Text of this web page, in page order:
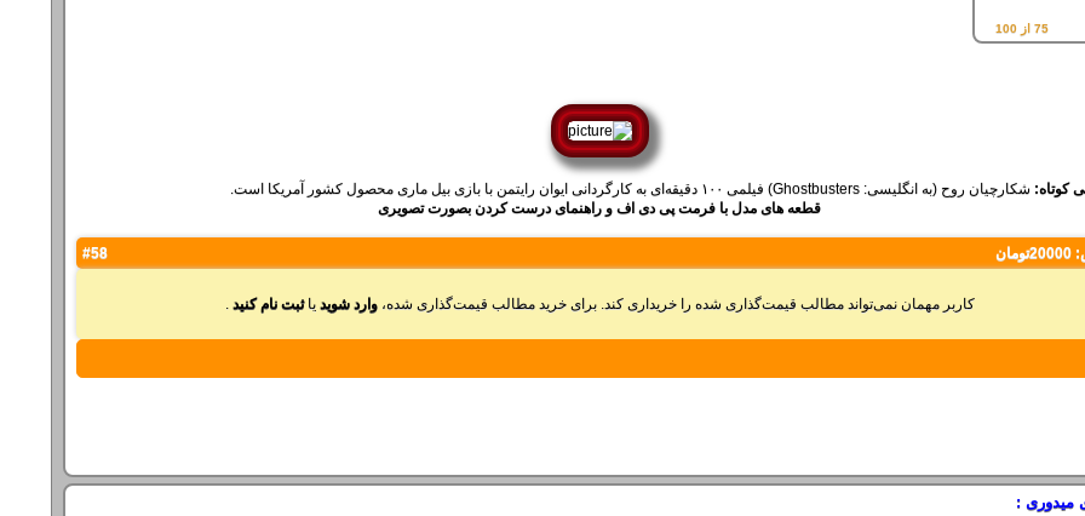
75 از 100
کوتاه: شکارچیان روح (به انگلیسی: Ghostbusters) فیلمی ۱۰۰ دقیقه‌ای به کارگردانی ایوان رایتمن با بازی بیل ماری محصول کشور آمریکا است.
قطعه های مدل با فرمت پی دی اف و راهنمای درست کردن بصورت تصویری
20000تومان #58
کاربر مهمان نمی‌تواند مطالب قیمت‌گذاری شده را خریداری کند. برای خرید مطالب قیمت‌گذاری شده،وارد شوید یاثبت نام کنید .
میدوری :